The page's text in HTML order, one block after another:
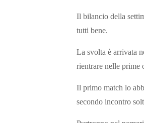
Il bilancio della
tutti bene.
La svolta è arrivata
rientrare nelle prime
Il primo match lo
secondo incontro